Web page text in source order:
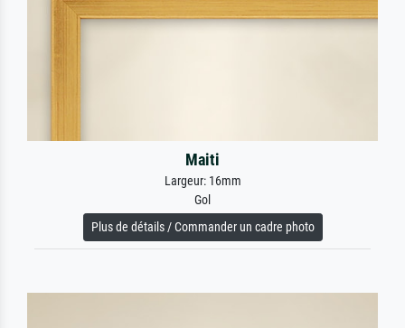
Maiti
Largeur: 16mm
Gol
Plus de détails / Commander un cadre photo